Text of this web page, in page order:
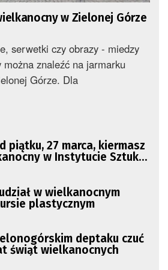
w Zielonej Górze
serwetki czy obrazy - miedzy
znaleźć na jarmarku
Górze. Dla
piątku, 27 marca, kiermasz
w Instytucie Sztuk
w wielkanocnym
plastycznym
deptaku czuć
świąt wielkanocnych